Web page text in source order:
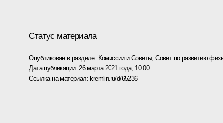
Статус материала
Опубликован в разделе: Комиссии и Советы,Совет по развитию
Дата публикации: 26 марта 2021 года, 10:00
Ссылка на материал: kremlin.ru/d/65236